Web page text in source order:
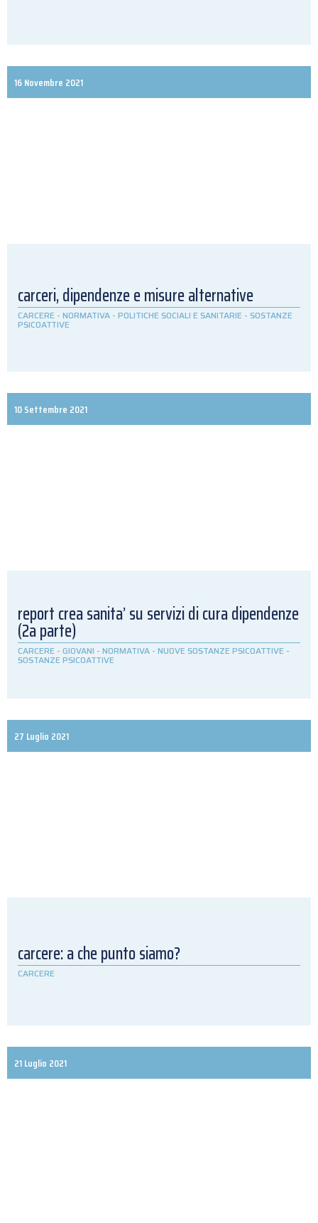
16 Novembre 2021
carceri, dipendenze e misure alternative
CARCERE - NORMATIVA - POLITICHE SOCIALI E SANITARIE - SOSTANZE
PSICOATTIVE
10 Settembre 2021
report crea sanita’ su servizi di cura dipendenze
(2a parte)
CARCERE - GIOVANI - NORMATIVA - NUOVE SOSTANZE PSICOATTIVE -
SOSTANZE PSICOATTIVE
27 Luglio 2021
carcere: a che punto siamo?
CARCERE
21 Luglio 2021